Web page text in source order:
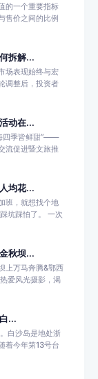
的一个重要指标
售价之间的比例
拆解...
场表现始终与宏
调整后，投资者
动在...
四季皆鲜甜”——
流促进暨文旅推
均花...
班，就想找个地
坑踩怕了。 一次
秋坝...
上万马奔腾&鄂西
爱风光摄影，渴
...
白沙岛是地处浙
着今年第13号台